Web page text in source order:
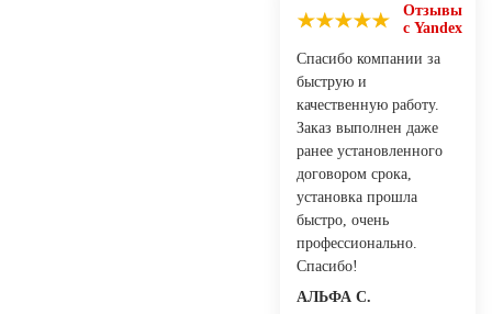
Отзывы
с Yandex
Спасибо компании за
быструю и
качественную работу.
Заказ выполнен даже
ранее установленного
договором срока,
установка прошла
быстро, очень
профессионально.
Спасибо!
АЛЬФА С.